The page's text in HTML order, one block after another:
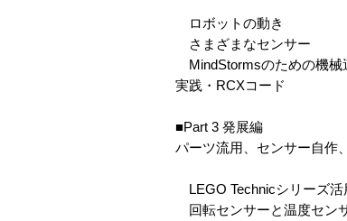
ロボットの動き
さまざまなセンサー
MindStormsのための機械
実践・RCXコード
■Part 3 発展編
パーツ流用、センサー自作
LEGO Technicシリーズ活
回転センサーと温度セン